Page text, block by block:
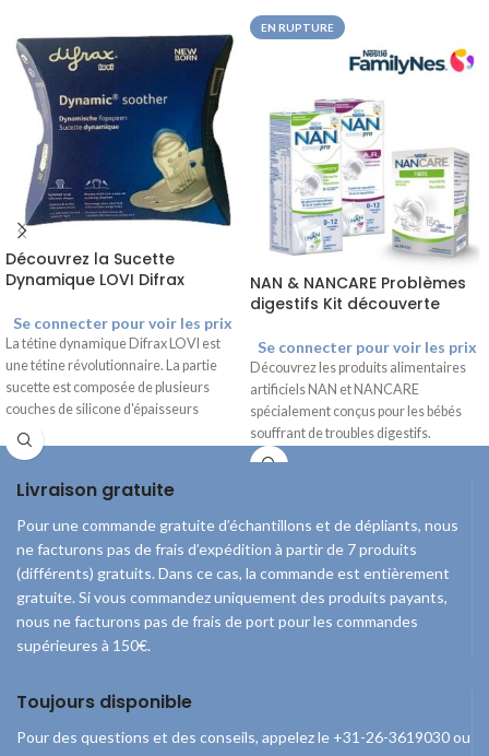
Découvrez la Sucette
Dynamique LOVI Difrax
Se connecter pour voir les prix
La tétine dynamique Difrax LOVI est
une tétine révolutionnaire. La partie
sucette est composée de plusieurs
couches de silicone d'épaisseurs
différentes. Ainsi, le bout de la partie
sucette suit le rythme naturel de
d'unproduit Difraxau Guichet Sages-
Femmes, vous recevrez une sucette
dynamique Difrax LOVI entièrement
(offre valable dans la limite
des stocks) Vous pouvez commander
au maximum 1 exemplaire.
EN RUPTURE
NAN & NANCARE Problèmes
digestifs Kit découverte
Se connecter pour voir les prix
Découvrez les produits alimentaires
artificiels NAN et NANCARE
spécialement conçus pour les bébés
souffrant de troubles digestifs.
Contenu du paquet
3x NANCARE Fibers (+/- 500 g)
1x brochure sur les produits NAN
Vous pouvez commander un seul kit à
Livraison gratuite
Pour une commande gratuite d’échantillons et de dépliants, nous
ne facturons pas de frais d’expédition à partir de 7 produits
(différents) gratuits. Dans ce cas, la commande est entièrement
gratuite. Si vous commandez uniquement des produits payants,
nous ne facturons pas de frais de port pour les commandes
supérieures à 150€.
Toujours disponible
Pour des questions et des conseils, appelez le +31-26-3619030 ou